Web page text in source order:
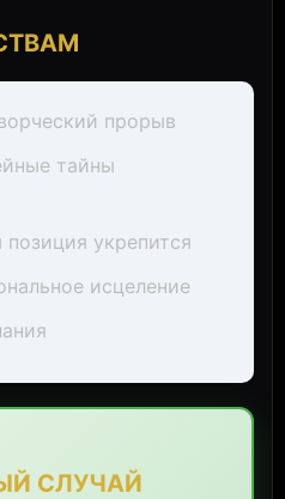
прорыв
тайны
позиция укрепится
исцеление
СЛУЧАЙ